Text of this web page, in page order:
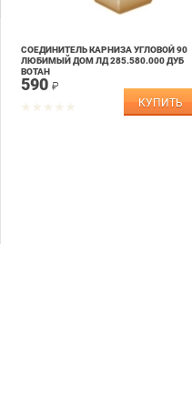
СОЕДИНИТЕЛЬ КАРНИЗА УГЛОВОЙ 90
ЛЮБИМЫЙ ДОМ ЛД 285.580.000 ДУБ
ВОТАН
590 ₽